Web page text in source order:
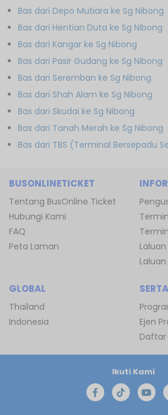
Bas dari Depo Mutiara ke Sg Nibong
Bas dari Hentian Duta ke Sg Nibong
Bas dari Kangar ke Sg Nibong
Bas dari Pasir Gudang ke Sg Nibong
Bas dari Seremban ke Sg Nibong
Bas dari Shah Alam ke Sg Nibong
Bas dari Skudai ke Sg Nibong
Bas dari Tanah Merah ke Sg Nibong
Bas dari TBS (Terminal Bersepadu
BUSONLINETICKET
Tentang BusOnline Ticket
Hubungi Kami
FAQ
Peta Laman
Laluan
GLOBAL
Thailand
Indonesia
Ejen
Ikuti Kami